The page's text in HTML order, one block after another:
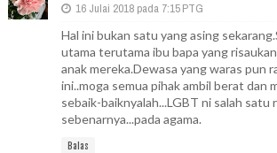
16 Julai 2018 pada 7:15 PTG
Hal ini bukan satu yang asing
utama terutama ibu bapa yang
anak mereka.Dewasa yang waras pun
ini..moga semua pihak ambil berat dan
sebaik-baiknyalah...LGBT ni salah satu
sebenarnya...pada agama.
Balas